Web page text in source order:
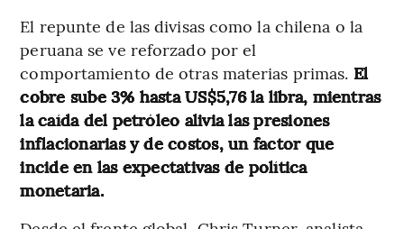
El repunte de las divisas como la chilena o la
peruana se ve reforzado por el
comportamiento de otras materias primas. El
cobre sube 3% hasta US$5,76 la libra, mientras
la caída del petróleo alivia las presiones
inflacionarias y de costos, un factor que
incide en las expectativas de política
monetaria.